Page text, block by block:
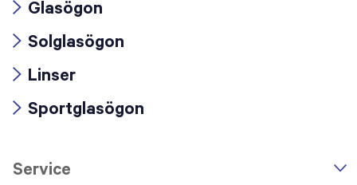
icon
Glasögon
icon
Solglasögon
icon
Linser
Sportglasögon
Service